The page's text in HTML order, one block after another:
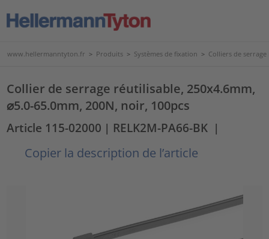
www.hellermanntyton.fr > Produits > Systèmes de fixation > Colliers de
Collier de serrage réutilisable, 250x4.6mm,
⌀5.0-65.0mm, 200N, noir, 100pcs
Article 115-02000 | RELK2M-PA66-BK |
Copier la description de l’article